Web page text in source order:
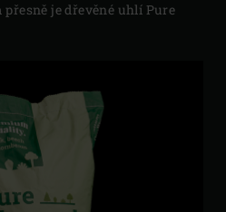
je dřevěné uhlí Pure